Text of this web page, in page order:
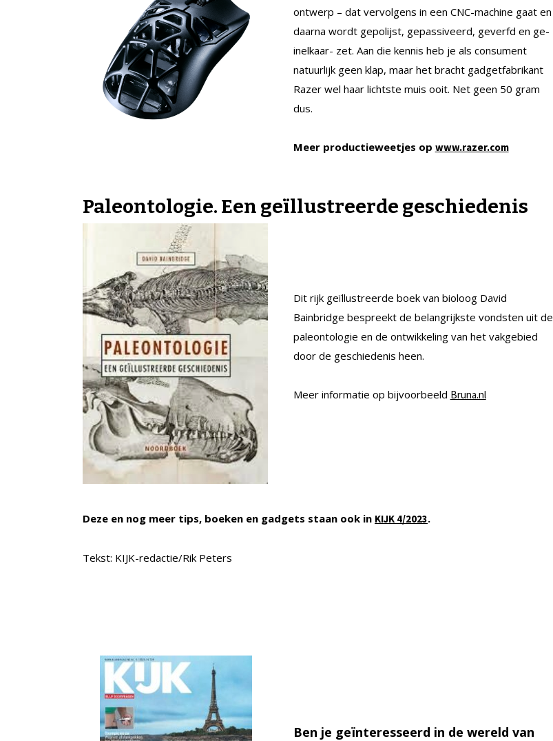
ontwerp – dat vervolgens in een CNC-machine gaat en
daarna wordt gepolijst, gepassiveerd, geverfd en ge-
inelkaar- zet. Aan die kennis heb je als consument
natuurlijk geen klap, maar het bracht gadgetfabrikant
Razer wel haar lichtste muis ooit. Net geen 50 gram
dus.
Meer productieweetjes op www.razer.com
Paleontologie. Een geïllustreerde geschiedenis
Dit rijk geïllustreerde boek van bioloog David
Bainbridge bespreekt de belangrijkste vondsten uit de
paleontologie en de ontwikkeling van het vakgebied
door de geschiedenis heen.
Meer informatie op bijvoorbeeld Bruna.nl
Deze en nog meer tips, boeken en gadgets staan ook in KIJK 4/2023.
Tekst: KIJK-redactie/Rik Peters
Ben je geïnteresseerd in de wereld van